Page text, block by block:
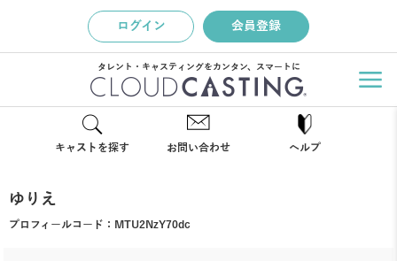
ログイン 会員登録
タレント・キャスティングをカンタン、スマートに
キャストを探す お問い合わせ ヘルプ
ゆりえ
プロフィールコード： MTU2NzY70dc